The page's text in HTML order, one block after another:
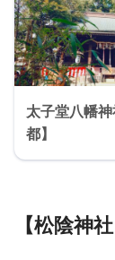
太子堂八幡
都】
【松陰神